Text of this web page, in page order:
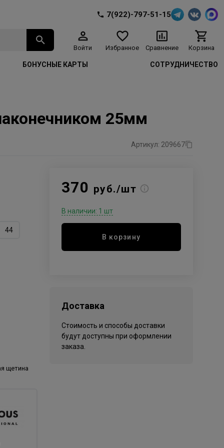
7(922)-797-51-15
Войти Избранное Сравнение Корзина
БОНУСНЫЕ КАРТЫ СОТРУДНИЧЕСТВО
25мм
Артикул: 209667
44
щетина
370 руб./шт
В наличии: 1 шт
В корзину
Доставка
Стоимость и способы доставки
будут доступны при оформлении
заказа.